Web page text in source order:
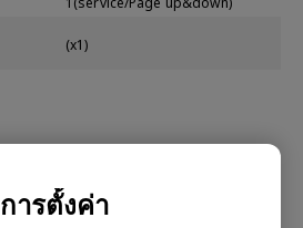
การตั้งค่า
(x1)
(x1), 2W